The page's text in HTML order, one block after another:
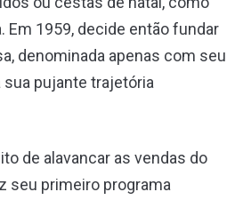
Em 1959, decide então fundar
denominada apenas com seu
sua pujante trajetória
de alavancar as vendas do
seu primeiro programa